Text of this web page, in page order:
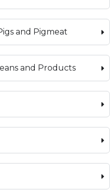
and Pigmeat
and Products